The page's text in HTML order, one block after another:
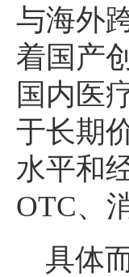
与海外
着国产
国内医
于长期
水平和
OTC、
具体